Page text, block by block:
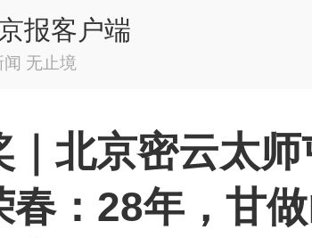
报客户端
闻 无止境
｜北京密云太
春：28年，甘